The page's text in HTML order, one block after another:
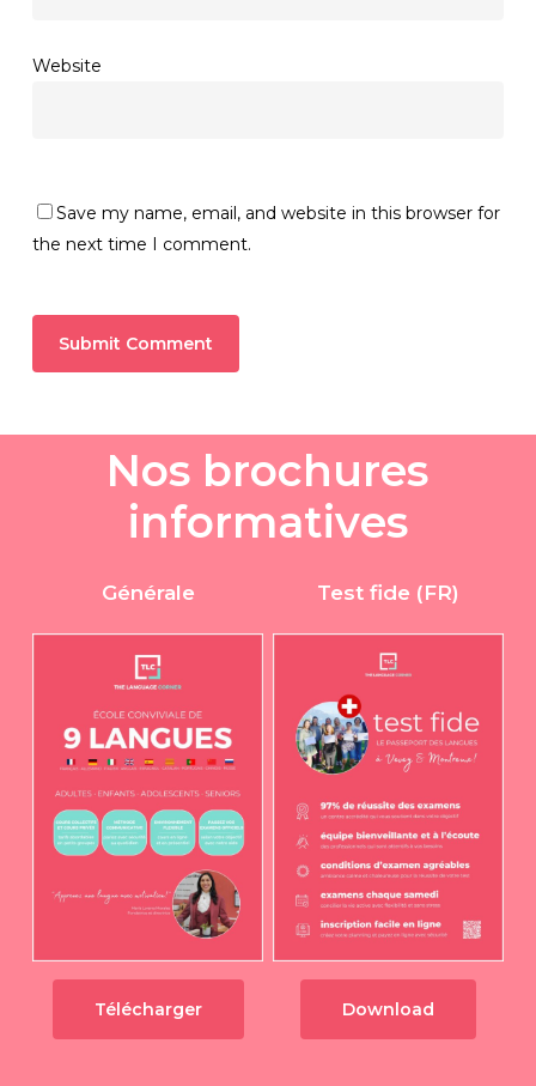
Website
Save my name, email, and website in this browser for
the next time I comment.
Nos brochures
informatives
Générale
Télécharger
Test fide (FR)
Download